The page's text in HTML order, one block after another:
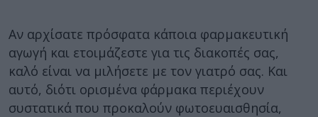
Αν αρχίσατε πρόσφατα κάποια φαρμακευτική
αγωγή και ετοιμάζεστε για τις διακοπές σας,
καλό είναι να μιλήσετε με τον γιατρό σας. Και
αυτό, διότι ορισμένα φάρμακα περιέχουν
συστατικά που προκαλούν φωτοευαισθησία,